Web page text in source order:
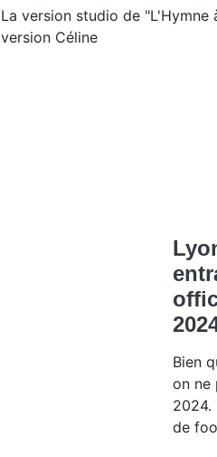
La version studio de "L'Hymne
version Céline
Bien
on ne
2024.
de